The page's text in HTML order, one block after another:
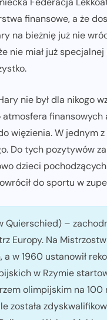
finansowe, a że
na bieżnię już nie
nie miał już
nie był dla nikogo
W jednym z
Do tych pozytywów
dzieci
do sportu w
Quierschied) –
Europy. Na
w 1960 ustanowił
w Rzymie
olimpijskim na
została